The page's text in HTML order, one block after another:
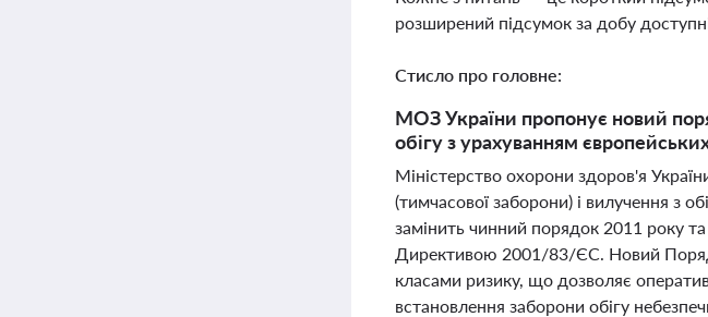
розширений підсумок за добу
Стисло про головне:
МОЗ України пропонує новий
обігу з урахуванням
Міністерство охорони здоров'я
(тимчасової заборони) і вилучення з
замінить чинний порядок 2011 року
Директивою 2001/83/ЄС. Новий
класами ризику, що дозволяє
встановлення заборони обігу